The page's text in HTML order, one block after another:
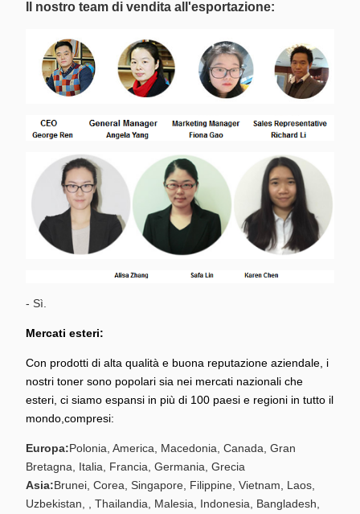
Il nostro team di vendita all'esportazione:
- Sì.
Mercati esteri:
Con prodotti di alta qualità e buona reputazione aziendale, i
nostri toner sono popolari sia nei mercati nazionali che
esteri, ci siamo espansi in più di 100 paesi e regioni in tutto il
mondo,compresi:
Europa:Polonia, America, Macedonia, Canada, Gran
Bretagna, Italia, Francia, Germania, Grecia
Asia:Brunei, Corea, Singapore, Filippine, Vietnam, Laos,
Uzbekistan, , Thailandia, Malesia, Indonesia, Bangladesh,